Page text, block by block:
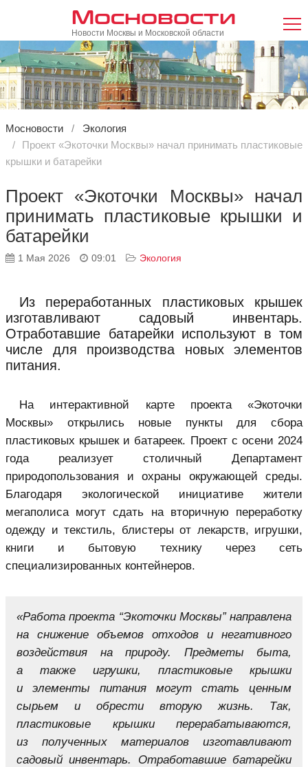
Мосновости
Новости Москвы и Московской области
Мосновости
Экология
Проект «Экоточки Москвы» начал принимать пластиковые
крышки и батарейки
Проект «Экоточки Москвы» начал
принимать пластиковые крышки и
батарейки
1 Мая 2026 09:01 Экология
Из переработанных пластиковых крышек
изготавливают садовый инвентарь.
Отработавшие батарейки используют в том
числе для производства новых элементов
питания.
На интерактивной карте проекта «Экоточки
Москвы» открылись новые пункты для сбора
пластиковых крышек и батареек. Проект с осени 2024
года реализует столичный Департамент
природопользования и охраны окружающей среды.
Благодаря экологической инициативе жители
мегаполиса могут сдать на вторичную переработку
одежду и текстиль, блистеры от лекарств, игрушки,
книги и бытовую технику через сеть
специализированных контейнеров.
«Работа проекта “Экоточки Москвы” направлена
на снижение объемов отходов и негативного
воздействия на природу. Предметы быта,
а также игрушки, пластиковые крышки
и элементы питания могут стать ценным
сырьем и обрести вторую жизнь. Так,
пластиковые крышки перерабатываются,
из полученных материалов изготавливают
садовый инвентарь. Отработавшие батарейки